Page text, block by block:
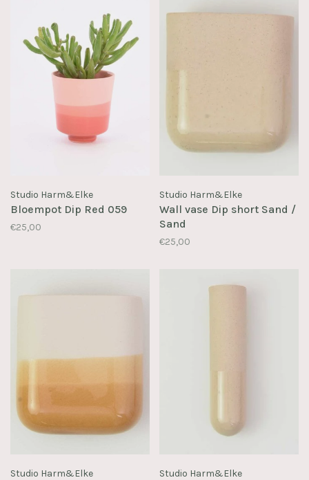
Studio Harm&Elke
Bloempot Dip Red 059
€25,00
Studio Harm&Elke
Wall vase Dip short Sand /
Sand
€25,00
Studio Harm&Elke Studio Harm&Elke